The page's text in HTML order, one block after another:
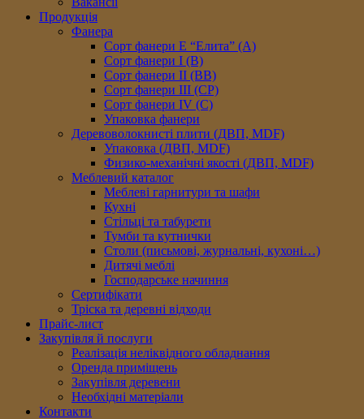
Продукція
Фанера
Сорт фанери E “Елита” (A)
Сорт фанери I (В)
Сорт фанери II (ВB)
Сорт фанери III (CP)
Сорт фанери IV (C)
Упаковка фанери
Деревоволокнисті плити (ДВП, MDF)
Упаковка (ДВП, MDF)
Физико-механічні якості (ДВП, MDF)
Меблевий каталог
Меблеві гарнитури та шафи
Кухні
Стільці та табурети
Тумби та кутнички
Столи (письмові, журнальні, кухоні…)
Дитячі меблі
Господарське начиння
Сертифікати
Тріска та деревні відходи
Прайс-лист
Закупівля й послуги
Реалізація неліквідного обладнання
Оренда приміщень
Закупівля деревени
Необхідні матеріали
Контакти